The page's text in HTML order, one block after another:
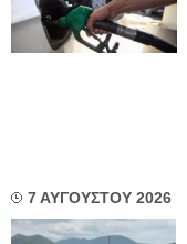
7 ΑΥΓΟΥΣΤΟΥ 2026